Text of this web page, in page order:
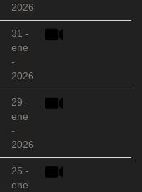
2026
31 -
ene
-
2026
29 -
ene
-
2026
25 -
ene